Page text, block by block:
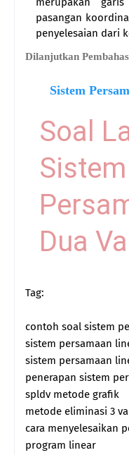
pasangan
penyelesaian dari
Dilanjutkan
Sistem
Soal
Sistem
Dua
Tag:
contoh soal sistem
sistem persamaan
sistem persamaan
penerapan sistem
spldv metode grafik
metode eliminasi 3
cara menyelesaikan
program linear